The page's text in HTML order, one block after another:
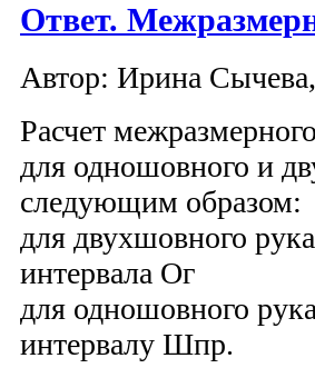
Ответ.
Автор: Ирина
Расчет
для одношовного и
следующим образом:
для двухшовного
интервала Ог
для одношовного
интервалу Шпр.